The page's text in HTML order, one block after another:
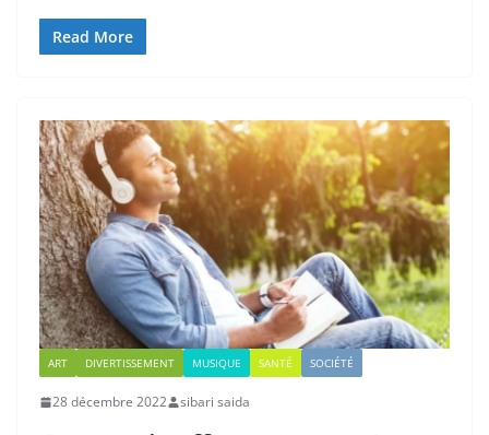
Read More
ART DIVERTISSEMENT MUSIQUE SANTÉ SOCIÉTÉ
28 décembre 2022 sibari saida